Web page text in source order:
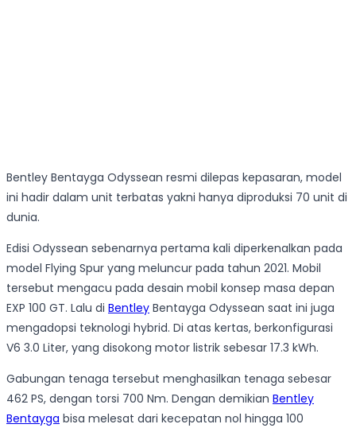
Bentley Bentayga Odyssean resmi dilepas kepasaran, model
ini hadir dalam unit terbatas yakni hanya diproduksi 70 unit di
dunia.
Edisi Odyssean sebenarnya pertama kali diperkenalkan pada
model Flying Spur yang meluncur pada tahun 2021. Mobil
tersebut mengacu pada desain mobil konsep masa depan
EXP 100 GT. Lalu di Bentley Bentayga Odyssean saat ini juga
mengadopsi teknologi hybrid. Di atas kertas, berkonfigurasi
V6 3.0 Liter, yang disokong motor listrik sebesar 17.3 kWh.
Gabungan tenaga tersebut menghasilkan tenaga sebesar
462 PS, dengan torsi 700 Nm. Dengan demikian Bentley
Bentayga bisa melesat dari kecepatan nol hingga 100